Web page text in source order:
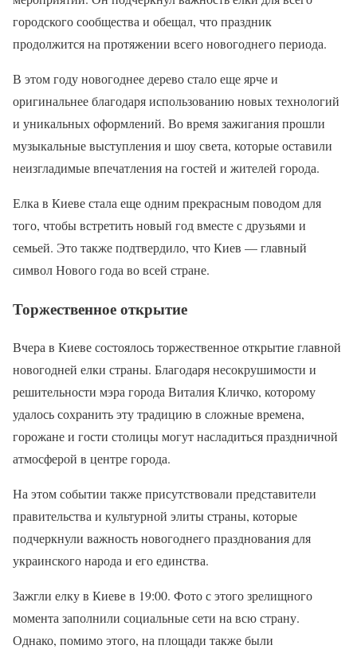
городского сообщества и обещал, что праздник
продолжится на протяжении всего новогоднего периода.
В этом году новогоднее дерево стало еще ярче и
оригинальнее благодаря использованию новых технологий
и уникальных оформлений. Во время зажигания прошли
музыкальные выступления и шоу света, которые оставили
неизгладимые впечатления на гостей и жителей города.
Елка в Киеве стала еще одним прекрасным поводом для
того, чтобы встретить новый год вместе с друзьями и
семьей. Это также подтвердило, что Киев — главный
символ Нового года во всей стране.
Торжественное открытие
Вчера в Киеве состоялось торжественное открытие главной
новогодней елки страны. Благодаря несокрушимости и
решительности мэра города Виталия Кличко, которому
удалось сохранить эту традицию в сложные времена,
горожане и гости столицы могут насладиться праздничной
атмосферой в центре города.
На этом событии также присутствовали представители
правительства и культурной элиты страны, которые
подчеркнули важность новогоднего празднования для
украинского народа и его единства.
Зажгли елку в Киеве в 19:00. Фото с этого зрелищного
момента заполнили социальные сети на всю страну.
Однако, помимо этого, на площади также были